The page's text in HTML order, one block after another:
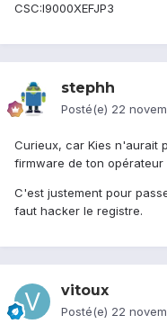
CSC:I9000XEFJP3
stephh
Posté(e) 22
Curieux, car Kies n'aurait
firmware de ton
C'est justement pour
faut hacker le registre.
vitoux
Posté(e) 22